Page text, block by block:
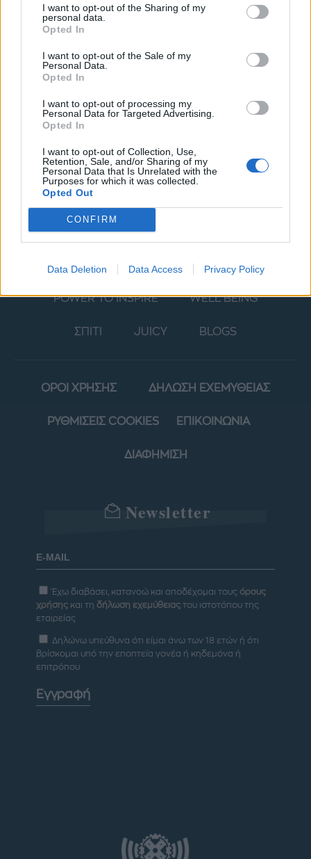
I want to opt-out of the Sharing of my
personal data.
Opted In
I want to opt-out of the Sale of my
Personal Data.
Opted In
I want to opt-out of processing my
Personal Data for Targeted Advertising.
Opted In
I want to opt-out of Collection, Use,
Retention, Sale, and/or Sharing of my
Personal Data that Is Unrelated with the
Purposes for which it was collected.
Opted Out
CONFIRM
Data Deletion Data Access Privacy Policy
ΜΟΔΑ ΟΜΟΡΦΙΑ
POWER TO INSPIRE WELL BEING
ΣΠΙΤΙ JUICY BLOGS
ΟΡΟΙ ΧΡΗΣΗΣ ΔΗΛΩΣΗ ΕΧΕΜΥΘΕΙΑΣ
ΡΥΘΜΙΣΕΙΣ COOKIES ΕΠΙΚΟΙΝΩΝΙΑ
ΔΙΑΦΗΜΙΣΗ
Newsletter
Έχω διαβάσει, κατανοώ και αποδέχομαι τους όρους
χρήσης και τη δήλωση εχεμύθειας του ιστοτόπου της
εταιρείας
Δηλώνω υπεύθυνα ότι είμαι άνω των 18 ετών ή ότι
βρίσκομαι υπό την εποπτεία γονέα ή κηδεμόνα ή
επιτρόπου
Εγγραφή